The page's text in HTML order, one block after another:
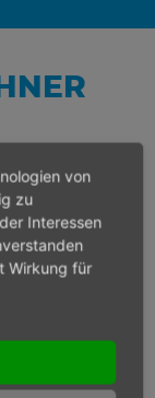
von
zu
Interessen
Wirkung für